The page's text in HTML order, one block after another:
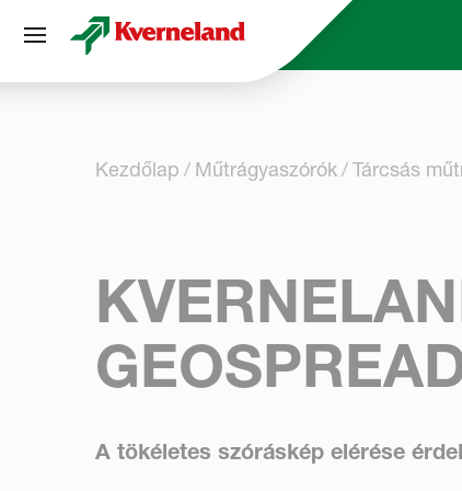
Kezdőlap Műtrágya­szórók Tárcsás
A tökéletes szóráskép elérése
Süti preferenciák